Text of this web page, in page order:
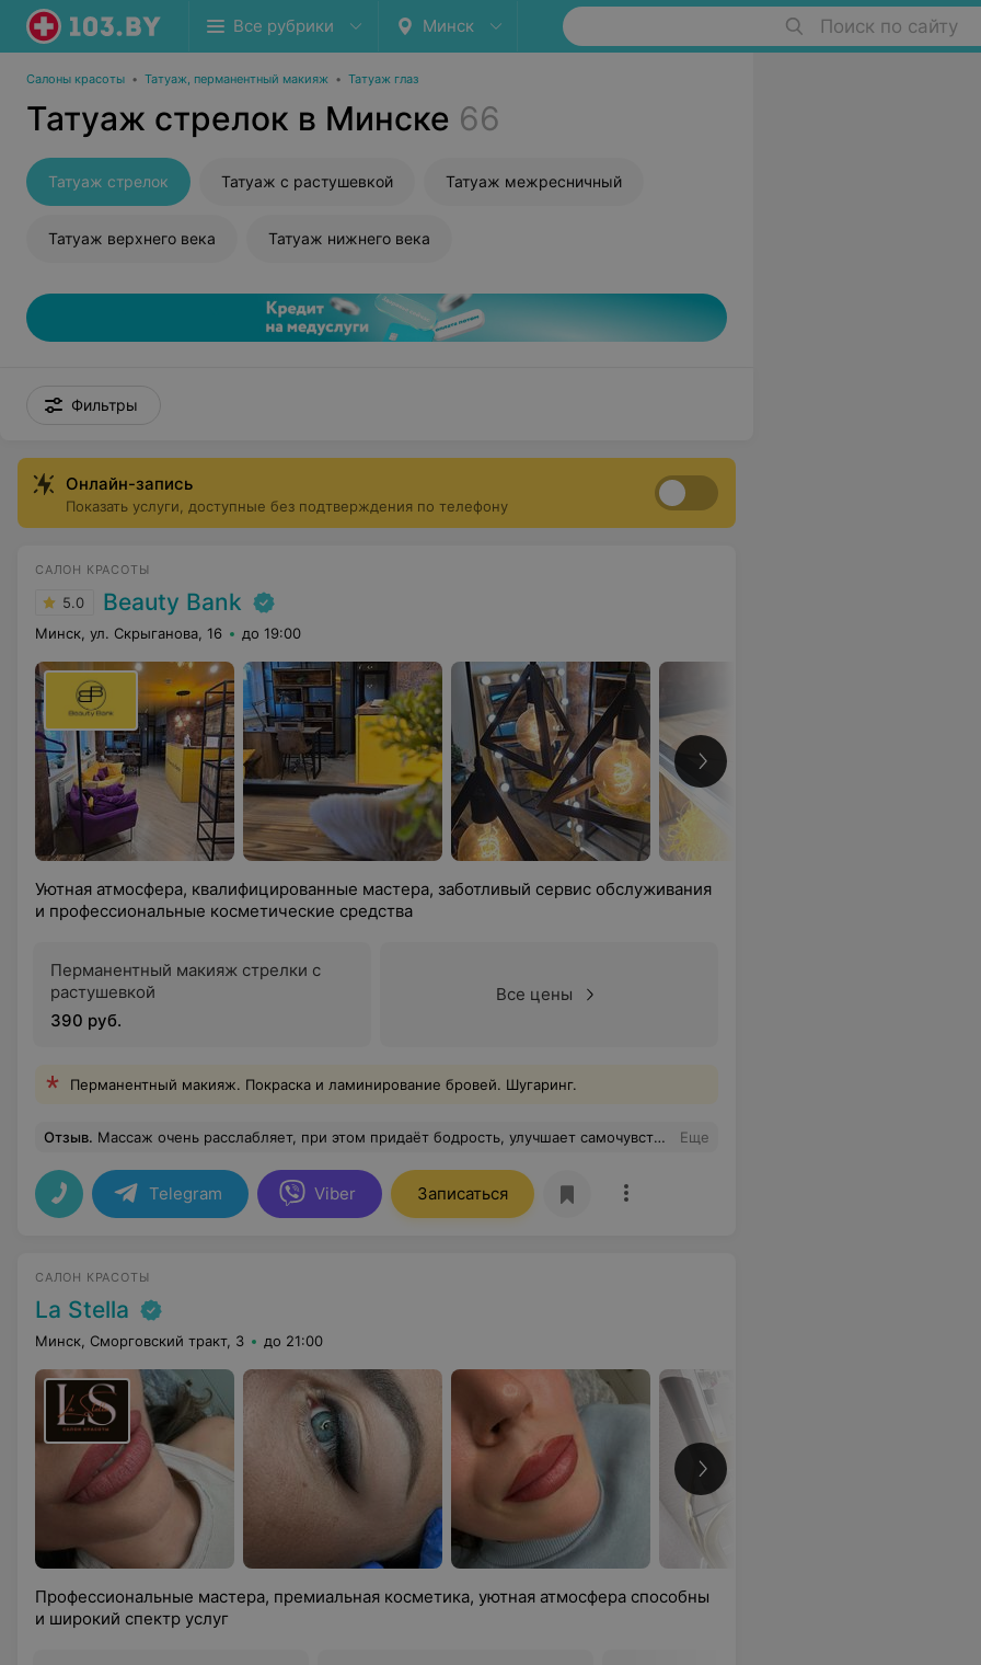
Все рубрики Минск Поиск по сайту
Салоны красоты • Татуаж, перманентный макияж • Татуаж глаз
Татуаж стрелок в Минске 66
Татуаж стрелок Татуаж с растушевкой Татуаж межресничный
Татуаж верхнего века Татуаж нижнего века
Фильтры
Онлайн-запись
Показать услуги, доступные без подтверждения по телефону
САЛОН КРАСОТЫ
5.0 Beauty Bank
Минск, ул. Скрыганова, 16 до 19:00
Уютная атмосфера, квалифицированные мастера, заботливый сервис обслуживания
и профессиональные косметические средства
Перманентный макияж стрелки с
растушевкой
390 руб.
Все цены
Перманентный макияж. Покраска и ламинирование бровей. Шугаринг.
Отзыв. Массаж очень расслабляет, при этом придаёт бодрость, улучшает самочувствие и настроение. Спасибо вам Ольга большое за такое наслаждение! Еще
Telegram Viber Записаться
САЛОН КРАСОТЫ
La Stella
Минск, Сморговский тракт, 3 до 21:00
Профессиональные мастера, премиальная косметика, уютная атмосфера способны
и широкий спектр услуг